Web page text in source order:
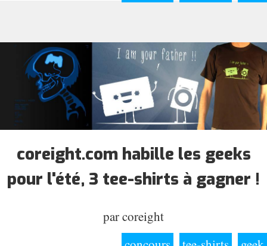
coreight.com habille les geeks
pour l'été, 3 tee-shirts à gagner !
parcoreight